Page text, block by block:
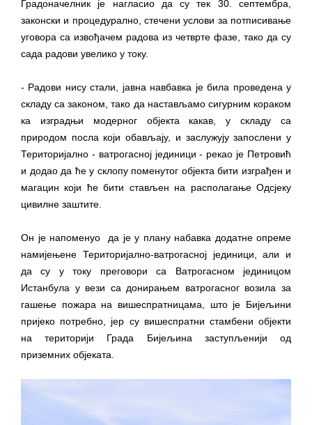
Градоначелник је нагласио да су тек 30. септембра,
законски и процедурално, стечени услови за потписивање
уговора са извођачем радова из четврте фазе, тако да су
сада радови увелико у току.
- Радови нису стали, јавна навбавка је била проведена у
складу са законом, тако да настављамо сигурним кораком
ка изградњи модерног објекта какав, у складу са
природом посла који обављају, и заслужују запослени у
Територијално - ватрогасној јединици - рекао је Петровић
и додао да ће у склопу поменутог објекта бити изграђен и
магацин који ће бити стављен на располагање Одсјеку
цивилне заштите.
Он је напоменуо да је у плану набавка додатне опреме
намијењене Територијално-ватрогасној јединици, али и
да су у току преговори са Ватрогасном јединицом
Истанбула у вези са донирањем ватрогасног возила за
гашење пожара на вишеспратницама, што је Бијељини
пријеко потребно, јер су вишеспратни стамбени објекти
на територији Града Бијељина заступљенији од
приземних објеката.